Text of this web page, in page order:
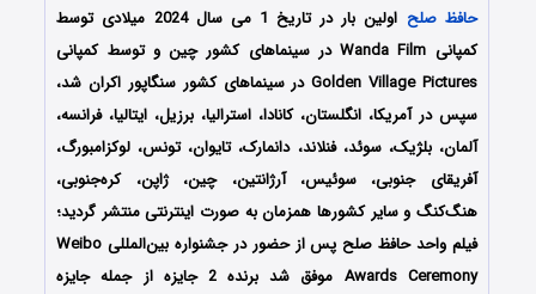
حافظ صلح
اولین بار در تاریخ 1 می سال 2024 میلادی توسط
کمپانی‌‌ Wanda Film در سینماهای کشور چین و توسط کمپانی
Golden Village Pictures در سینماهای کشور سنگاپور اکران شد،
سپس در آمریکا، انگلستان، کانادا، استرالیا، برزیل، ایتالیا، فرانسه،
آلمان، بلژیک، سوئد، فنلاند، دانمارک، تایوان، تونس، لوکزامبورگ،
آفریقای جنوبی، سوئیس، آرژانتین، چین، ژاپن، کره‌جنوبی،
هنگ‌کنگ و سایر کشورها همزمان به صورت اینترنتی منتشر گردید؛
فیلم واحد حافظ صلح پس از حضور در جشنواره‌‌‌ بین‌المللی Weibo
Awards Ceremony موفق شد برنده 2 جایزه از جمله جایزه